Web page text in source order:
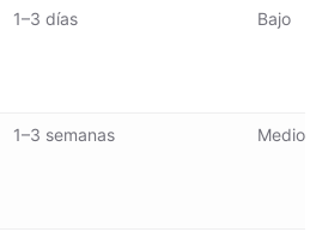
1–3 días Bajo
1–3 semanas Medio